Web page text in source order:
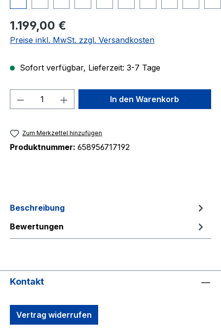
Regulärer Preis:
1.199,00 €
Preise inkl. MwSt. zzgl. Versandkosten
Sofort verfügbar, Lieferzeit: 3-7 Tage
Produkt Anzahl: Gib denIn den Warenkorb
Zum Merkzettel hinzufügen
Produktnummer: 658956717192
Beschreibung
Bewertungen
Kontakt
Vertrag widerrufen